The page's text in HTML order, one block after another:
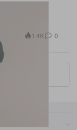
1.4K 0